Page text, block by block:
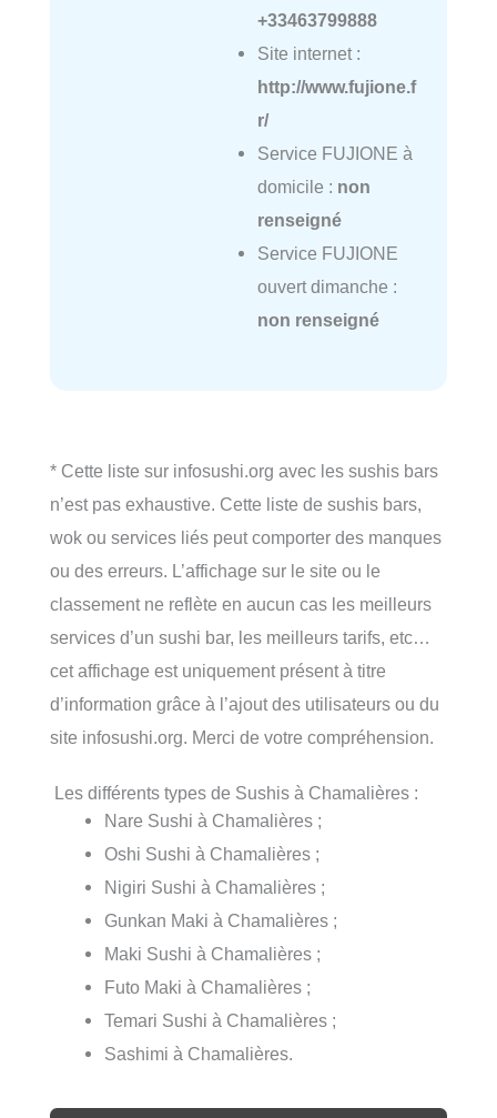
+33463799888
Site internet :
http://www.fujione.f
r/
Service FUJIONE à
domicile : non
renseigné
Service FUJIONE
ouvert dimanche :
non renseigné
* Cette liste sur infosushi.org avec les sushis bars
n’est pas exhaustive. Cette liste de sushis bars,
wok ou services liés peut comporter des manques
ou des erreurs. L’affichage sur le site ou le
classement ne reflète en aucun cas les meilleurs
services d’un sushi bar, les meilleurs tarifs, etc…
cet affichage est uniquement présent à titre
d’information grâce à l’ajout des utilisateurs ou du
site infosushi.org. Merci de votre compréhension.
Les différents types de Sushis à Chamalières :
Nare Sushi à Chamalières ;
Oshi Sushi à Chamalières ;
Nigiri Sushi à Chamalières ;
Gunkan Maki à Chamalières ;
Maki Sushi à Chamalières ;
Futo Maki à Chamalières ;
Temari Sushi à Chamalières ;
Sashimi à Chamalières.